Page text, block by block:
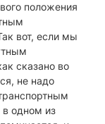
положения
вот, если мы
сказано во
не надо
в одном из